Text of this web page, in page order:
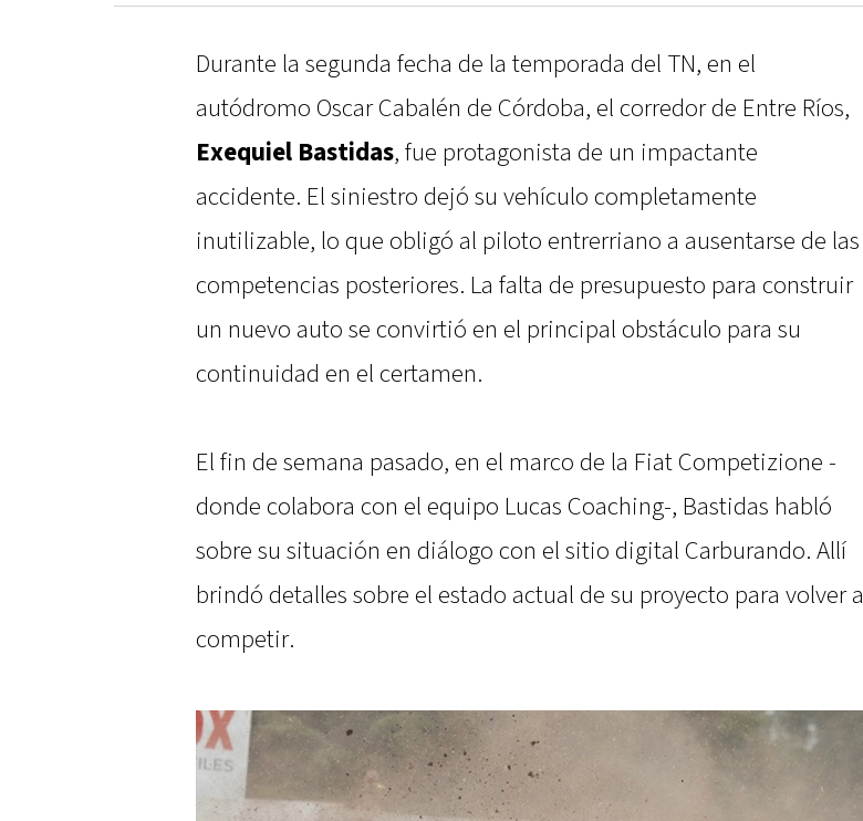
Durante la segunda fecha de la temporada del TN, en el
autódromo Oscar Cabalén de Córdoba, el corredor de Entre Ríos,
Exequiel Bastidas, fue protagonista de un impactante
accidente. El siniestro dejó su vehículo completamente
inutilizable, lo que obligó al piloto entrerriano a ausentarse de las
competencias posteriores. La falta de presupuesto para construir
un nuevo auto se convirtió en el principal obstáculo para su
continuidad en el certamen.
El fin de semana pasado, en el marco de la Fiat Competizione -
donde colabora con el equipo Lucas Coaching-, Bastidas habló
sobre su situación en diálogo con el sitio digital Carburando. Allí
brindó detalles sobre el estado actual de su proyecto para volver a
competir.